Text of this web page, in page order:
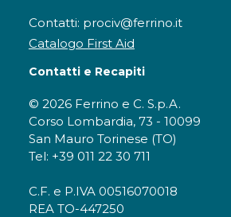
Contatti: prociv@ferrino.it
Catalogo First Aid
Contatti e Recapiti
© 2026 Ferrino e C. S.p.A.
Corso Lombardia, 73 - 10099
San Mauro Torinese (TO)
Tel: +39 011 22 30 711
C.F. e P.IVA 00516070018
REA TO-447250